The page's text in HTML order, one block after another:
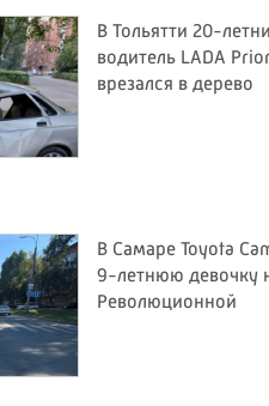
В Тольятти 20-
водитель LADA
врезался в дерево
В Самаре Toyota
9-летнюю девочку
Революционной